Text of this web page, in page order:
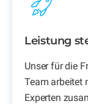
Leistung
Unser für die
Team arbeitet
Experten